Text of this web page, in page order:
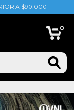
A $90.000
0